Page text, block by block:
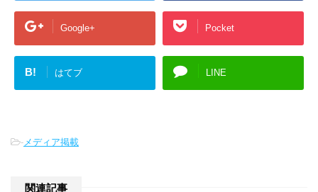
Google+ Pocket
B! はてブ LINE
- メディア掲載
関連記事